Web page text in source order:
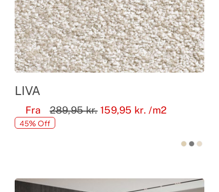
LIVA
Fra 289,95kr. 159,95 kr. /m2
45% Off